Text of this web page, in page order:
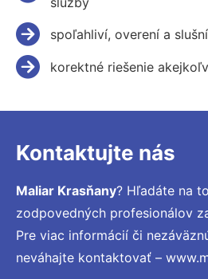
spoľahliví, overení a
korektné riešenie
Kontaktujte nás
Maliar Krasňany? Hľadáte na
zodpovedných profesionálov
Pre viac informácií či
neváhajte kontaktovať –